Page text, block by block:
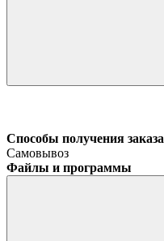
Способы получения заказа
Самовывоз
Файлы и программы